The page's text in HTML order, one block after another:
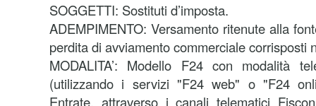
SOGGETTI: Sostituti d’imposta.
ADEMPIMENTO: Versamento ritenute alla
perdita di avviamento commerciale corrisposti
MODALITA’: Modello F24 con modalità
(utilizzando i servizi "F24 web" o "F24
Entrate, attraverso i canali telematici